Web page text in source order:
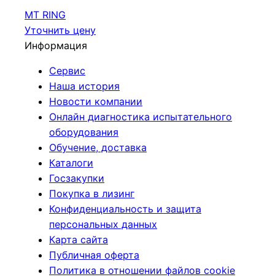
МТ RING
Уточнить цену
Информация
Сервис
Наша история
Новости компании
Онлайн диагностика испытательного
оборудования
Обучение, доставка
Каталоги
Госзакупки
Покупка в лизинг
Конфиденциальность и защита
персональных данных
Карта сайта
Публичная оферта
Политика в отношении файлов cookie